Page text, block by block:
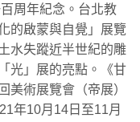
周年紀念。台北教
的啟蒙與自覺」展覽
水失蹤近半世紀的雕
光」展的亮點。《甘
美術展覽會（帝展）
年10月14日至11月